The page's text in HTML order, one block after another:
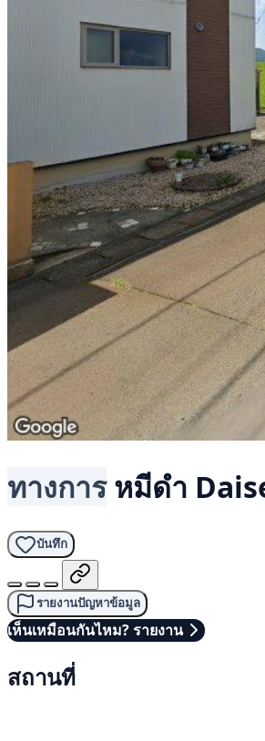
ทางการ หมีดำ
บันทึก
รายงานปัญหาข้อมูล
เห็นเหมือนกันไหม? รายงาน
สถานที่